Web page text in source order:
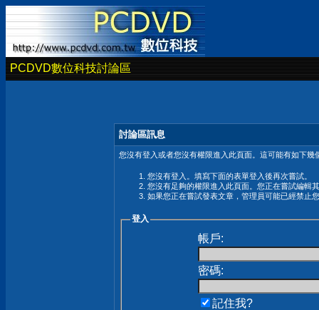
PCDVD數位科技討論區
討論區訊息
您沒有登入或者您沒有權限進入此頁面。這可能有如下幾
您沒有登入。填寫下面的表單登入後再次嘗試。
您沒有足夠的權限進入此頁面。您正在嘗試編輯
如果您正在嘗試發表文章，管理員可能已經禁止
登入
帳戶:
密碼:
記住我?